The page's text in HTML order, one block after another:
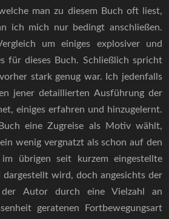
man zu diesem Buch oft liest,
ich mich nur bedingt anschließen.
um einiges explosiver und
für dieses Buch. Schließlich spricht
stark genug war. Ich jedenfalls
jener detaillierten Ausführung der
einiges erfahren und hinzugelernt.
eine Zugreise als Motiv wählt,
wenig vergnatzt als schon auf den
im übrigen seit kurzem eingestellte
wird, doch angesichts der
der Autor durch eine Vielzahl an
geratenen Fortbewegungsart